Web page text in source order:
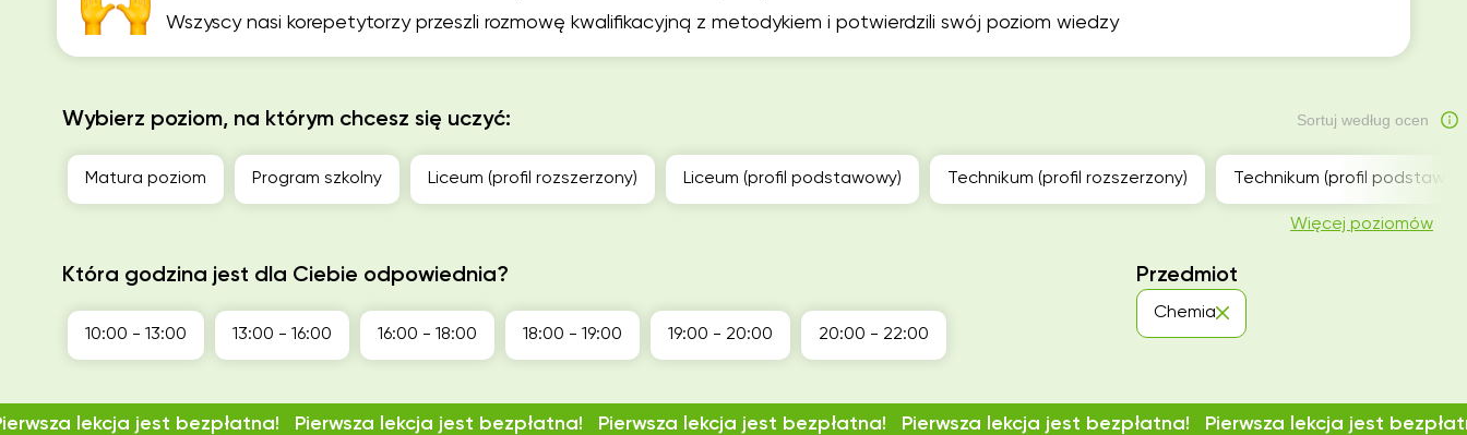
lekcja jest bezpłatna! Pierwsza lekcja jest bezpłatna! Pierwsza lekcja jest bezpłatna! Pierwsza lekcja jest bezpłatna! Pierwsza lekcja jest
Wszyscy nasi korepetytorzy przeszli rozmowę kwalifikacyjną z metodykiem i potwierdzili swój poziom wiedzy
Wybierz poziom, na którym chcesz się uczyć: Sortuj według ocen
Matura poziom Program szkolny Liceum (profil rozszerzony) Liceum (profil podstawowy) Technikum (profil rozszerzony) Technikum (profil
Więcej poziomów
Która godzina jest dla Ciebie odpowiednia?
10:00 - 13:00 13:00 - 16:00 16:00 - 18:00 18:00 - 19:00 19:00 - 20:00 20:00 - 22:00
Przedmiot
Chemia